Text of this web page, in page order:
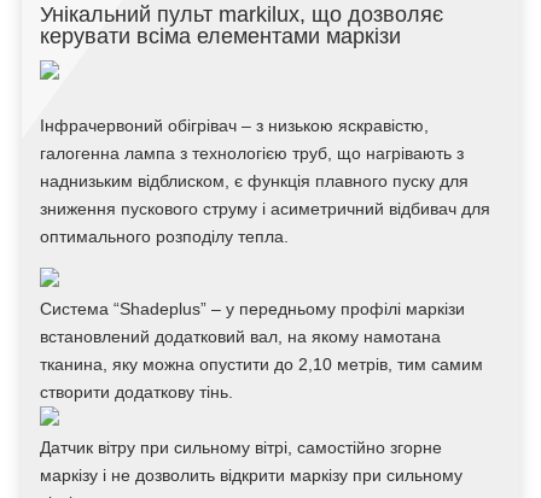
Унікальний пульт markilux, що дозволяє
керувати всіма елементами маркізи
Інфрачервоний обігрівач – з низькою яскравістю,
галогенна лампа з технологією труб, що нагрівають з
наднизьким відблиском, є функція плавного пуску для
зниження пускового струму і асиметричний відбивач для
оптимального розподілу тепла.
Система “Shadeplus” – у передньому профілі маркізи
встановлений додатковий вал, на якому намотана
тканина, яку можна опустити до 2,10 метрів, тим самим
створити додаткову тінь.
Датчик вітру при сильному вітрі, самостійно згорне
маркізу і не дозволить відкрити маркізу при сильному